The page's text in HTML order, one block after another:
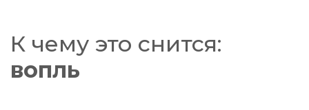
К чему это снится:
вопль